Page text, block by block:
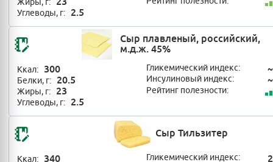
Жиры, г:
Углеводы, г: 2.5
Сыр плавленый, российский,
м.д.ж. 45%
Ккал: 300
Белки, г: 20.5
Жиры, г: 23
Углеводы, г: 2.5
Гликемический индекс: ~
Инсулиновый индекс: ~
Рейтинг полезности:
Сыр Тильзитер
Ккал: 340 Гликемический индекс: